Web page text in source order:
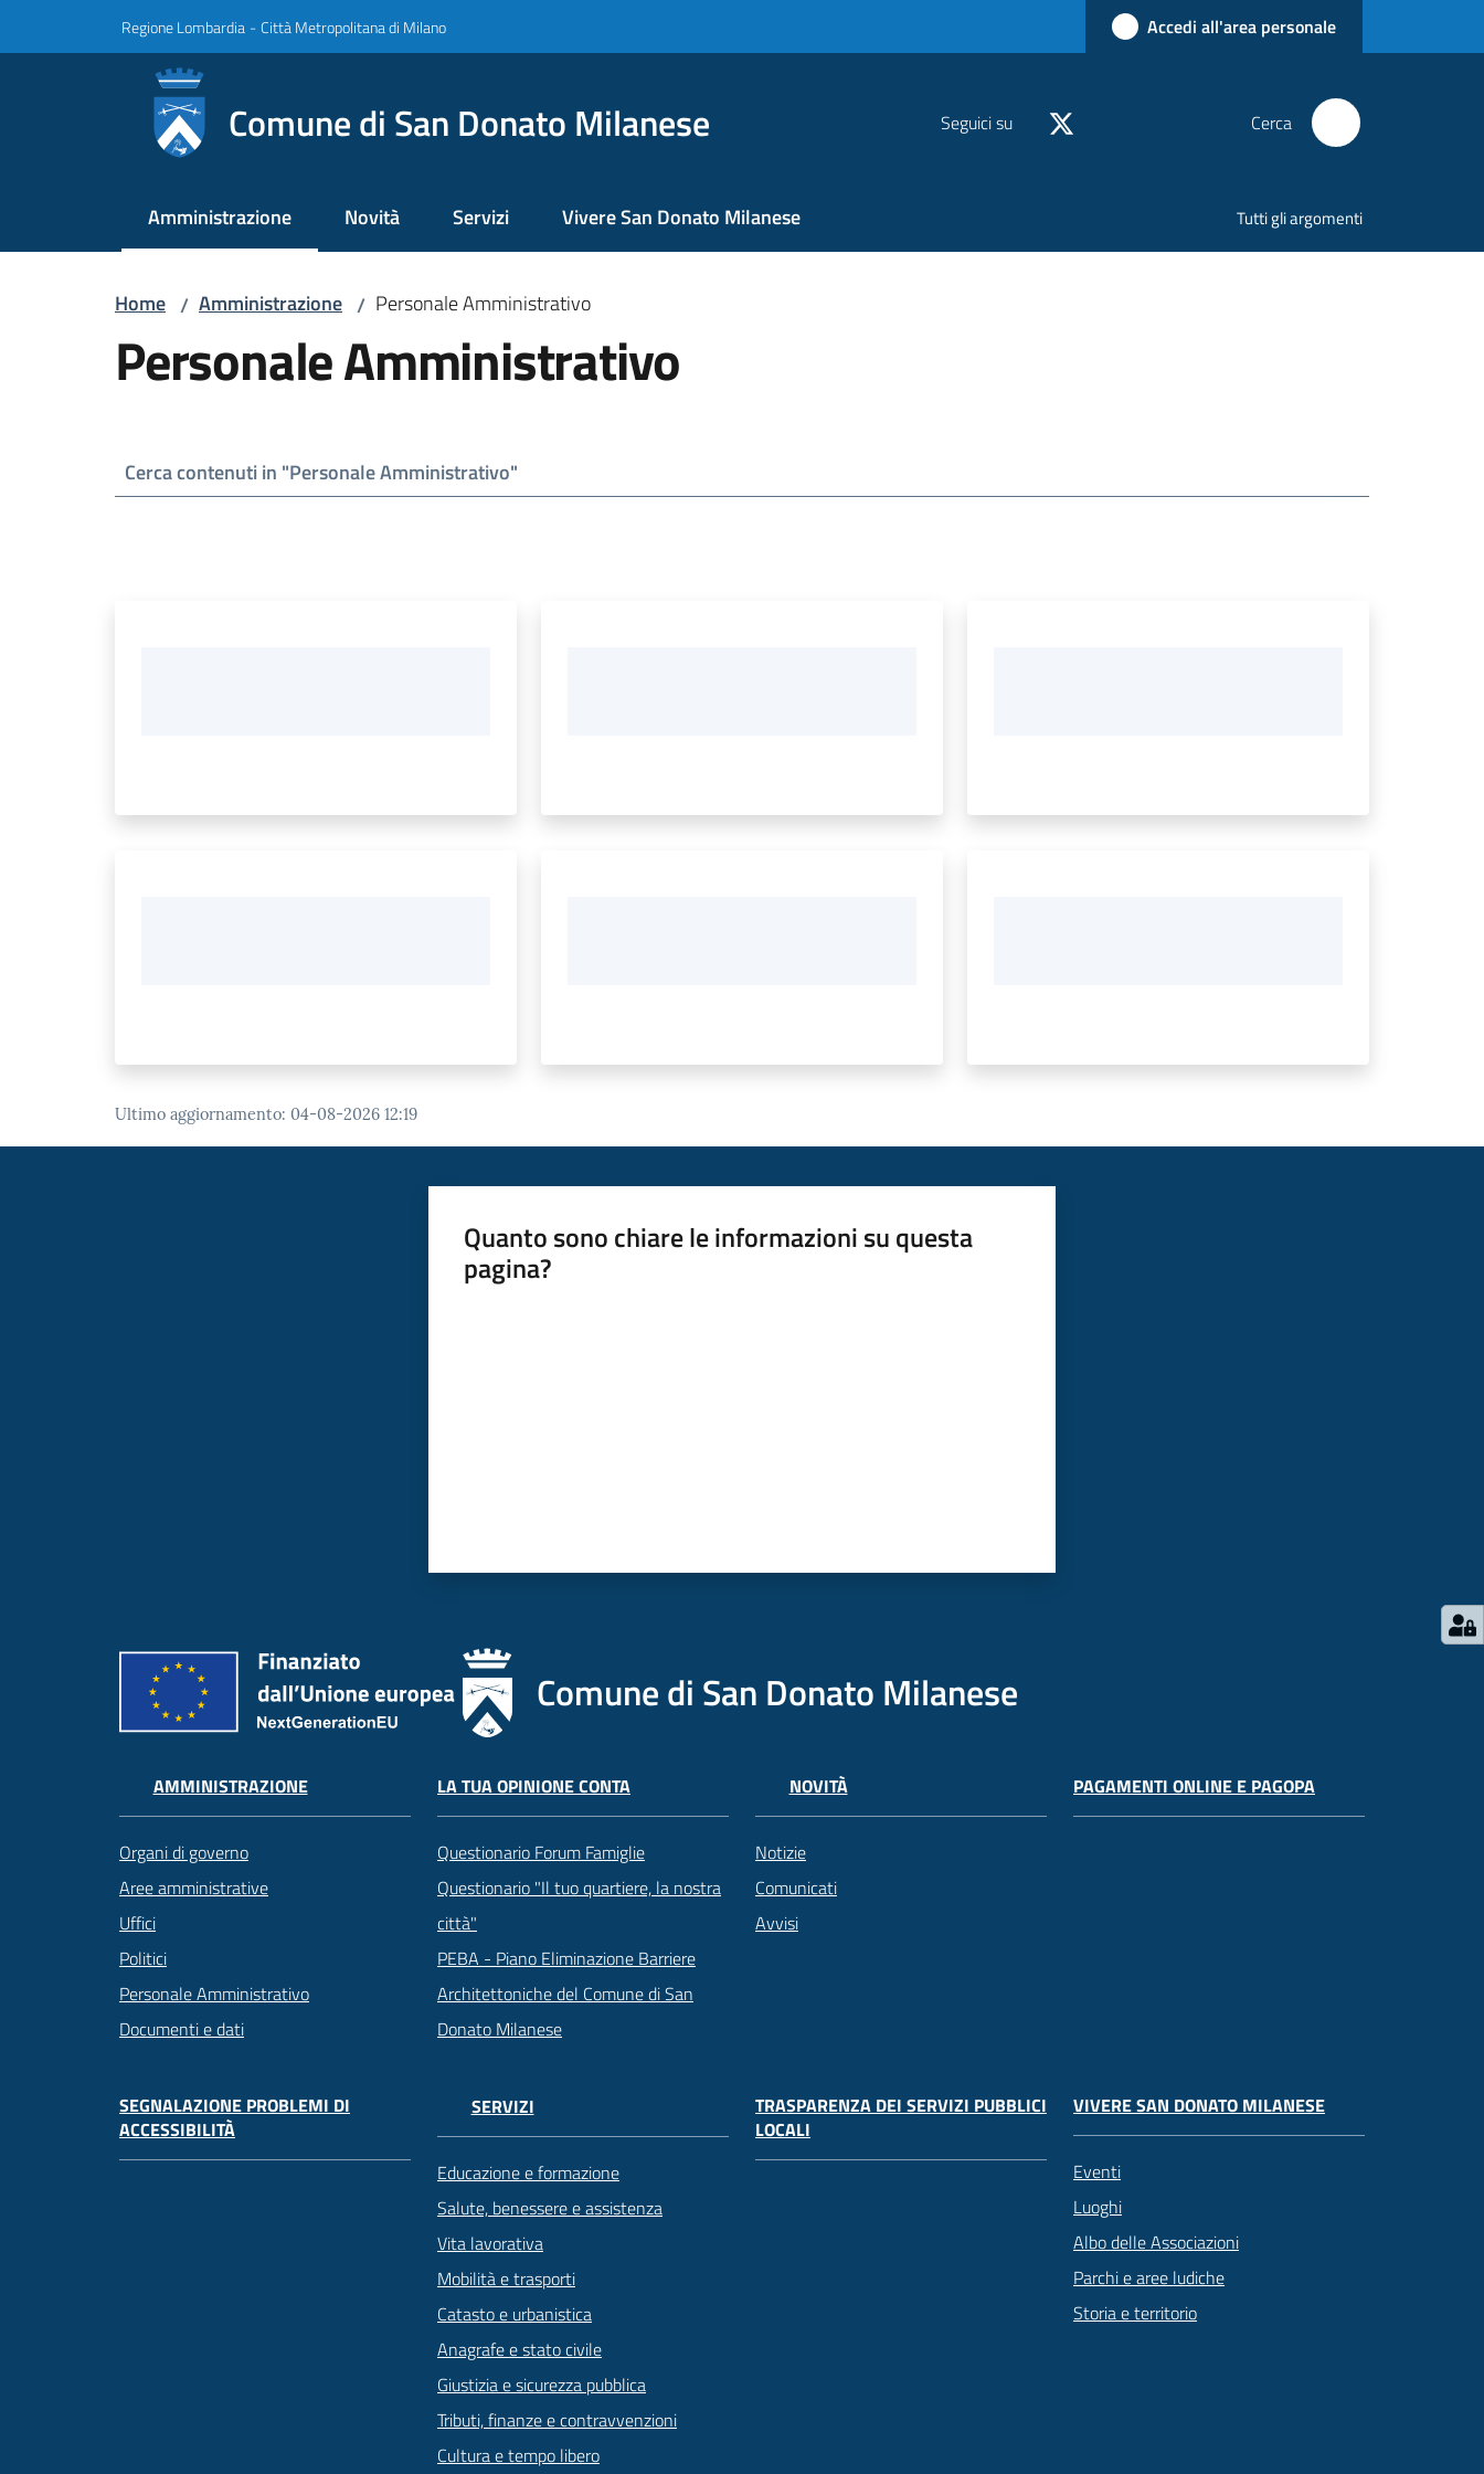
Regione Lombardia -Città Metropolitana di Milano Accedi all'area personale
Comune di San Donato Milanese Seguici su Cerca
Amministrazione
Menu selezionato Novità Servizi Vivere San Donato Milanese Tutti gli argomenti
Home / Amministrazione / Personale Amministrativo
Personale Amministrativo
Ultimo aggiornamento: 04-08-2026 12:19
Quanto sono chiare le informazioni su questa
pagina?
Comune di San Donato Milanese
AMMINISTRAZIONE
Organi di governo
Aree amministrative
Uffici
Politici
Personale Amministrativo
Documenti e dati
LA TUA OPINIONE CONTA
Questionario Forum Famiglie
Questionario "Il tuo quartiere, la nostra
città"
PEBA - Piano Eliminazione Barriere
Architettoniche del Comune di San
Donato Milanese
NOVITÀ
Notizie
Comunicati
Avvisi
PAGAMENTI ONLINE E PAGOPA
SEGNALAZIONE PROBLEMI DI
ACCESSIBILITÀ
SERVIZI
Educazione e formazione
Salute, benessere e assistenza
Vita lavorativa
Mobilità e trasporti
Catasto e urbanistica
Anagrafe e stato civile
Giustizia e sicurezza pubblica
Tributi, finanze e contravvenzioni
Cultura e tempo libero
TRASPARENZA DEI SERVIZI PUBBLICI
LOCALI
VIVERE SAN DONATO MILANESE
Eventi
Luoghi
Albo delle Associazioni
Parchi e aree ludiche
Storia e territorio